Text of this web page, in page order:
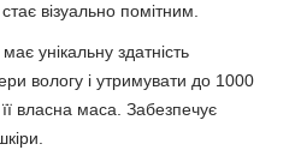
візуально помітним.
унікальну здатність
вологу і утримувати до 1000
власна маса. Забезпечує